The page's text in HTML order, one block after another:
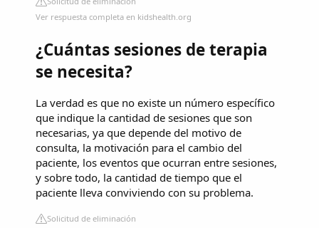
Ver respuesta completa en kidshealth.org
¿Cuántas sesiones de terapia
se necesita?
La verdad es que no existe un número específico
que indique la cantidad de sesiones que son
necesarias, ya que depende del motivo de
consulta, la motivación para el cambio del
paciente, los eventos que ocurran entre sesiones,
y sobre todo, la cantidad de tiempo que el
paciente lleva conviviendo con su problema.
Solicitud de eliminación